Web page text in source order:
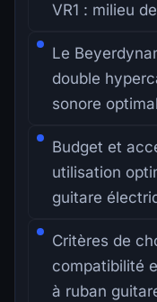
VR1 : milieu
Le
double
sonore
Budget et
utilisation
guitare
Critères de
compatibilité
à ruban